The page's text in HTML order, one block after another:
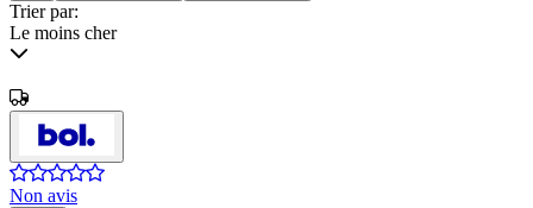
Trier par:
Le moins cher
Non avis